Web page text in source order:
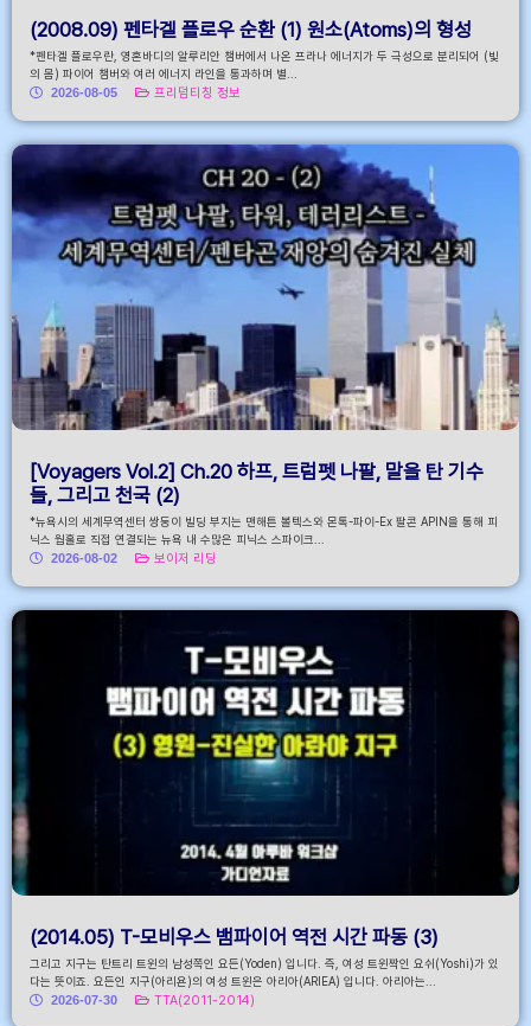
(2008.09) 펜타겔 플로우 순환 (1) 원소(Atoms)의 형성
*펜타겔 플로우란, 영혼바디의 알루리안 챔버에서 나온 프라나 에너지가 두 극성으로 분리되어 (빛
의 몸) 파이어 챔버와 여러 에너지 라인을 통과하며 별...
2026-08-05
프리덤티칭 정보
[Voyagers Vol.2] Ch.20 하프, 트럼펫 나팔, 말을 탄 기수
들, 그리고 천국 (2)
*뉴욕시의 세계무역센터 쌍둥이 빌딩 부지는 맨해튼 볼텍스와 몬톡-파이-Ex 팔콘 APIN을 통해 피
닉스 웜홀로 직접 연결되는 뉴욕 내 수많은 피닉스 스파이크...
2026-08-02
보이저 리딩
(2014.05) T-모비우스 뱀파이어 역전 시간 파동 (3)
그리고 지구는 탄트리 트윈의 남성쪽인 요든(Yoden) 입니다. 즉, 여성 트윈짝인 요쉬(Yoshi)가 있
다는 뜻이죠. 요든인 지구(아리욘)의 여성 트윈은 아리아(ARIEA) 입니다. 아리아는...
2026-07-30
TTA(2011-2014)